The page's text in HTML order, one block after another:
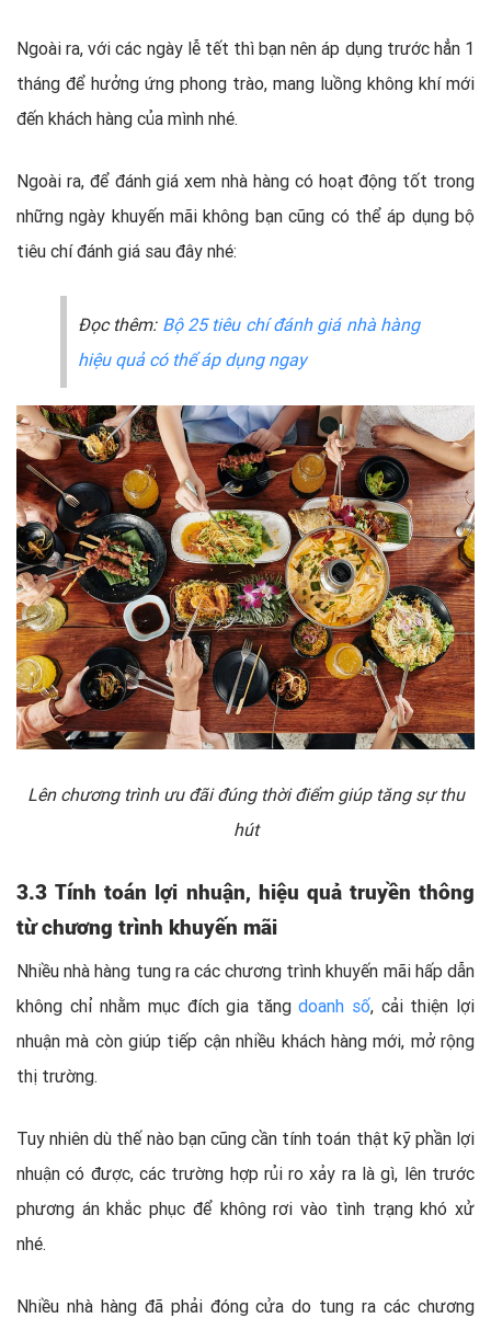
Ngoài ra, với các ngày lễ tết thì bạn nên áp dụng trước hẳn 1
tháng để hưởng ứng phong trào, mang luồng không khí mới
đến khách hàng của mình nhé.
Ngoài ra, để đánh giá xem nhà hàng có hoạt động tốt trong
những ngày khuyến mãi không bạn cũng có thể áp dụng bộ
tiêu chí đánh giá sau đây nhé:
Đọc thêm: Bộ 25 tiêu chí đánh giá nhà hàng
hiệu quả có thể áp dụng ngay
Lên chương trình ưu đãi đúng thời điểm giúp tăng sự thu
hút
3.3 Tính toán lợi nhuận, hiệu quả truyền thông
từ chương trình khuyến mãi
Nhiều nhà hàng tung ra các chương trình khuyến mãi hấp dẫn
không chỉ nhằm mục đích gia tăngdoanh số, cải thiện lợi
nhuận mà còn giúp tiếp cận nhiều khách hàng mới, mở rộng
thị trường.
Tuy nhiên dù thế nào bạn cũng cần tính toán thật kỹ phần lợi
nhuận có được, các trường hợp rủi ro xảy ra là gì, lên trước
phương án khắc phục để không rơi vào tình trạng khó xử
nhé.
Nhiều nhà hàng đã phải đóng cửa do tung ra các chương